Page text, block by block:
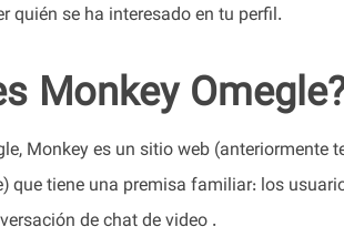
quién se ha interesado en tu perfil.
Monkey
Monkey es un sitio web (anteriormente
que tiene una premisa familiar: los
de chat de video .